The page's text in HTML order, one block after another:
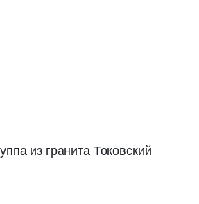
из гранита Токовский